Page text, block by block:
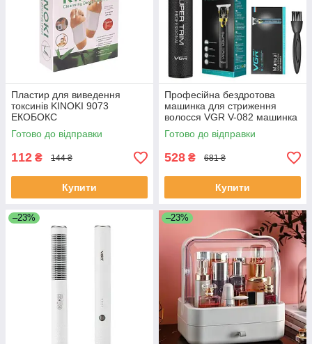
Пластир для виведення
токсинів KINOKI 9073
ЕКОБОКС
Готово до відправки
112 ₴ 144 ₴
Купити
Професійна бездротова
машинка для стриження
волосся VGR V-082 машинка
для волосся бороди
ЕКОБОКС
Готово до відправки
528 ₴ 681 ₴
Купити
–23% –23%